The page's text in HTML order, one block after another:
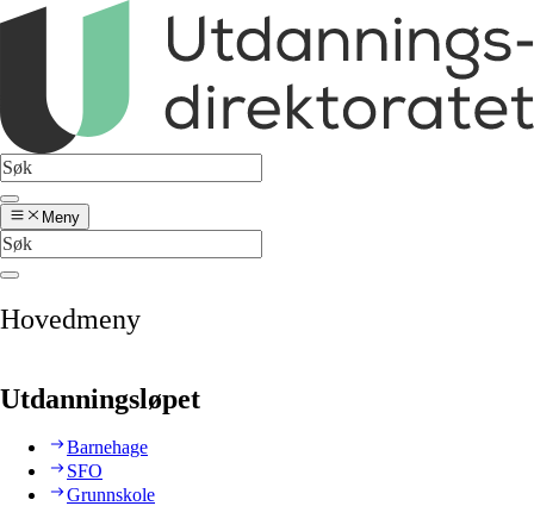
Meny
Hovedmeny
Utdanningsløpet
Barnehage
SFO
Grunnskole